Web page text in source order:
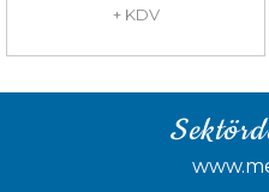
+ KDV